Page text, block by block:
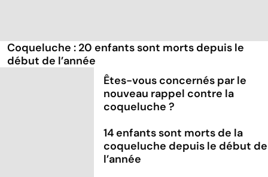
Coqueluche : 20 enfants sont morts depuis le
début de l’année
Êtes-vous concernés par le
nouveau rappel contre la
coqueluche ?
14 enfants sont morts de la
coqueluche depuis le début de
l’année